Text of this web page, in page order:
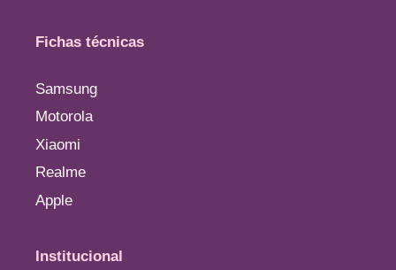
Fichas técnicas
Samsung
Motorola
Xiaomi
Realme
Apple
Institucional